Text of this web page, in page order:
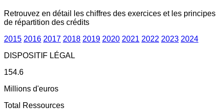
Retrouvez en détail les chiffres des exercices et les principes
de répartition des crédits
2015 2016 2017 2018 2019 2020 2021 2022 2023 2024
DISPOSITIF LÉGAL
154.6
Millions d'euros
Total Ressources